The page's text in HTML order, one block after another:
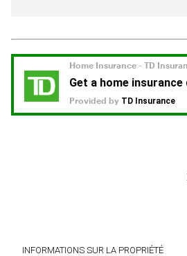
INFORMATIONS SUR LA PROPRIÉTÉ